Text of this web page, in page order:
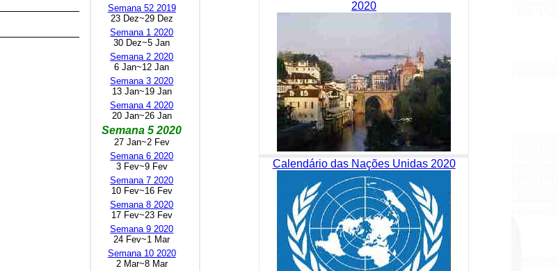
Semana 52 2019
23 Dez~29 Dez
Semana 1 2020
30 Dez~5 Jan
Semana 2 2020
6 Jan~12 Jan
Semana 3 2020
13 Jan~19 Jan
Semana 4 2020
20 Jan~26 Jan
Semana 5 2020
27 Jan~2 Fev
Semana 6 2020
3 Fev~9 Fev
Semana 7 2020
10 Fev~16 Fev
Semana 8 2020
17 Fev~23 Fev
Semana 9 2020
24 Fev~1 Mar
Semana 10 2020
2 Mar~8 Mar
2020
Calendário das Nações Unidas 2020